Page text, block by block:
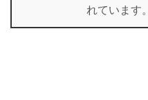
れています。